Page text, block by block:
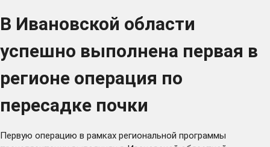
В Ивановской области
успешно выполнена первая в
регионе операция по
пересадке почки
Первую операцию в рамках региональной программы